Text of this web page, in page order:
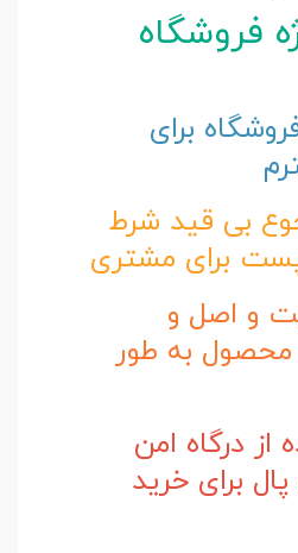
فروشگاه
برای
بی قید شرط
برای مشتری
و اصل و
به طور
از درگاه امن
برای خرید